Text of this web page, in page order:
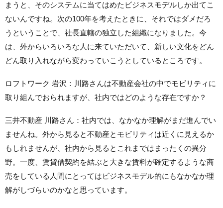
まうと、そのシステムに当てはめたビジネスモデルしか出てこ
ないんですね。次の100年を考えたときに、それではダメだろ
うということで、社長直轄の独立した組織になりました。今
は、外からいろいろな人に来ていただいて、新しい文化をどん
どん取り入れながら変わっていこうとしているところです。
ロフトワーク 岩沢：川路さんは不動産会社の中でモビリティに
取り組んでおられますが、社内ではどのような存在ですか？
三井不動産 川路さん：社内では、なかなか理解がまだ進んでい
ませんね。外から見ると不動産とモビリティは近くに見えるか
もしれませんが、社内から見るとこれまではまったくの異分
野。一度、賃貸借契約を結ぶと大きな賃料が確定するような商
売をしている人間にとってはビジネスモデル的にもなかなか理
解がしづらいのかなと思っています。